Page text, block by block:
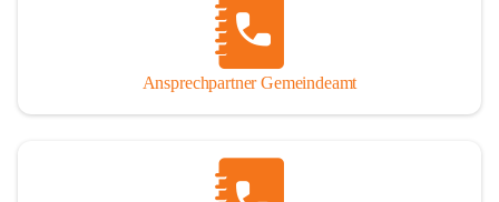
Ansprechpartner Gemeindeamt